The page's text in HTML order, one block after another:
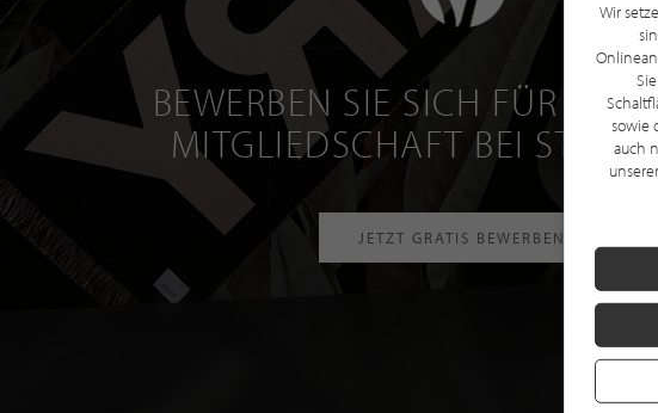
BEWERBEN SIE SICH FÜR EINE
MITGLIEDSCHAFT BEI
JETZT GRATIS BEWERBEN
Wir
sowie
auch